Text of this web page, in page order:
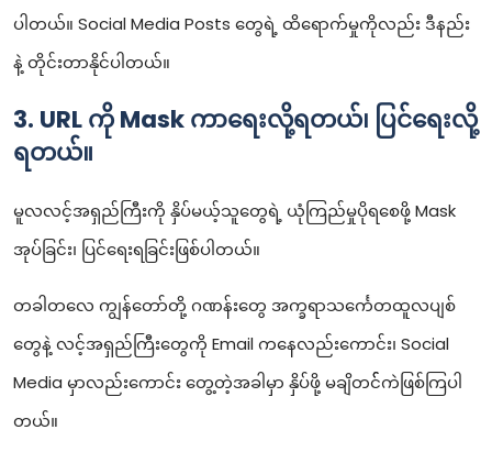
ပါတယ်။ Social Media Posts တွေရဲ့ ထိရောက်မှုကိုလည်း ဒီနည်း
နဲ့ တိုင်းတာနိုင်ပါတယ်။
3. URL ကို Mask ကာရေးလို့ရတယ်၊ ပြင်ရေးလို့
ရတယ်။
မူလလင့်အရှည်ကြီးကို နှိပ်မယ့်သူတွေရဲ့ ယုံကြည်မှုပိုရစေဖို့ Mask
အုပ်ခြင်း၊ ပြင်ရေးရခြင်းဖြစ်ပါတယ်။
တခါတလေ ကျွန်တော်တို့ ဂဏန်းတွေ အက္ခရာသင်္ကေတထူလပျစ်
တွေနဲ့ လင့်အရှည်ကြီးတွေကို Email ကနေလည်းကောင်း၊ Social
Media မှာလည်းကောင်း တွေ့တဲ့အခါမှာ နှိပ်ဖို့ မချိတင််ကဲဖြစ်ကြပါ
တယ်။